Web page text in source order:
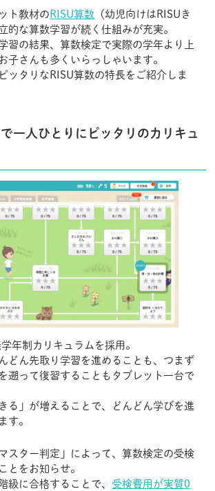
ト教材の RISU算数 （幼児向けはRISUき
的な算数学習が続く仕組みが充実。
習の結果、算数検定で実際の学年より上
子さんも多くいらっしゃいます。
ッタリなRISU算数の特長をご紹介しま
一人ひとりにピッタリのカリキュ
年制カリキュラムを採用。
どん先取り学習を進めることも、つまず
遡って復習することもタブレット一台で
る」が増えることで、どんどん学びを進
す。
スター判定」によって、算数検定の受検
とをお知らせ。
級に合格することで、 受検費用が実質0